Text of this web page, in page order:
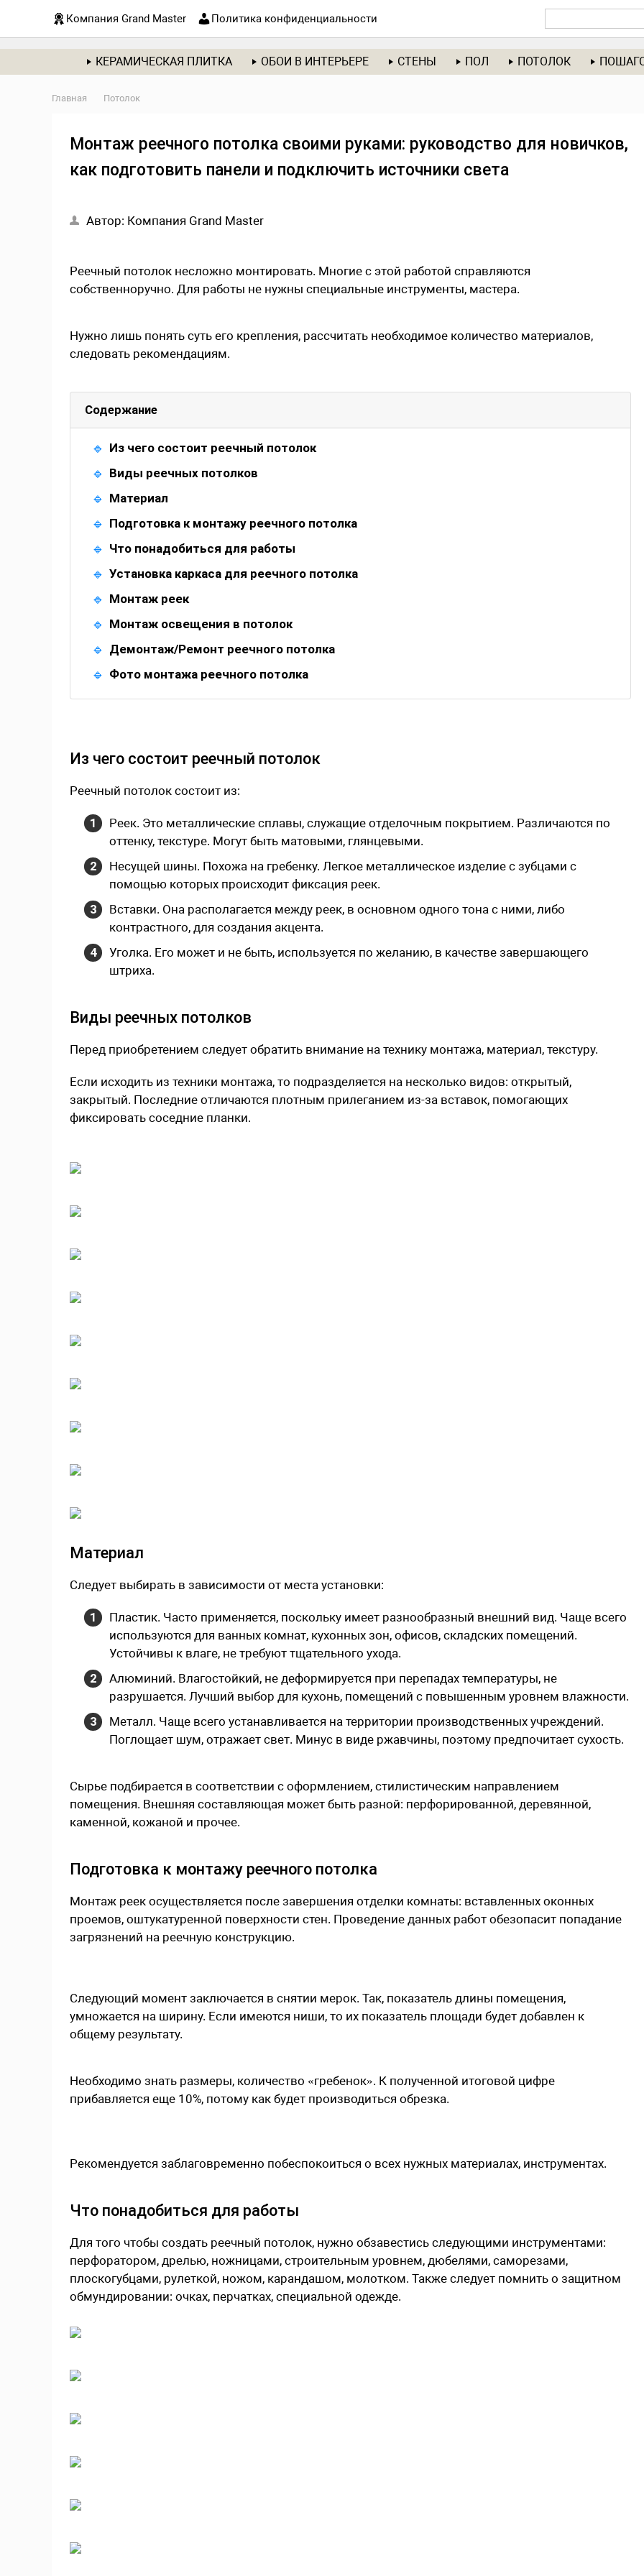
Компания Grand Master Политика конфиденциальности
КЕРАМИЧЕСКАЯ ПЛИТКА ОБОИ В ИНТЕРЬЕРЕ СТЕНЫ ПОЛ ПОТОЛОК
Главная Потолок
Монтаж реечного потолка своими руками: руководство для новичков,
как подготовить панели и подключить источники света
Автор: Компания Grand Master
Реечный потолок несложно монтировать. Многие с этой работой справляются
собственноручно. Для работы не нужны специальные инструменты, мастера.
Нужно лишь понять суть его крепления, рассчитать необходимое количество материалов,
следовать рекомендациям.
Содержание
Из чего состоит реечный потолок
Виды реечных потолков
Материал
Подготовка к монтажу реечного потолка
Что понадобиться для работы
Установка каркаса для реечного потолка
Монтаж реек
Монтаж освещения в потолок
Демонтаж/Ремонт реечного потолка
Фото монтажа реечного потолка
Из чего состоит реечный потолок
Реечный потолок состоит из:
Реек. Это металлические сплавы, служащие отделочным покрытием. Различаются по
оттенку, текстуре. Могут быть матовыми, глянцевыми.
Несущей шины. Похожа на гребенку. Легкое металлическое изделие с зубцами с
помощью которых происходит фиксация реек.
Вставки. Она располагается между реек, в основном одного тона с ними, либо
контрастного, для создания акцента.
Уголка. Его может и не быть, используется по желанию, в качестве завершающего
штриха.
Виды реечных потолков
Перед приобретением следует обратить внимание на технику монтажа, материал, текстуру.
Если исходить из техники монтажа, то подразделяется на несколько видов: открытый,
закрытый. Последние отличаются плотным прилеганием из-за вставок, помогающих
фиксировать соседние планки.
Материал
Следует выбирать в зависимости от места установки:
Пластик. Часто применяется, поскольку имеет разнообразный внешний вид. Чаще всего
используются для ванных комнат, кухонных зон, офисов, складских помещений.
Устойчивы к влаге, не требуют тщательного ухода.
Алюминий. Влагостойкий, не деформируется при перепадах температуры, не
разрушается. Лучший выбор для кухонь, помещений с повышенным уровнем влажности.
Металл. Чаще всего устанавливается на территории производственных учреждений.
Поглощает шум, отражает свет. Минус в виде ржавчины, поэтому предпочитает сухость.
Сырье подбирается в соответствии с оформлением, стилистическим направлением
помещения. Внешняя составляющая может быть разной: перфорированной, деревянной,
каменной, кожаной и прочее.
Подготовка к монтажу реечного потолка
Монтаж реек осуществляется после завершения отделки комнаты: вставленных оконных
проемов, оштукатуренной поверхности стен. Проведение данных работ обезопасит попадание
загрязнений на реечную конструкцию.
Следующий момент заключается в снятии мерок. Так, показатель длины помещения,
умножается на ширину. Если имеются ниши, то их показатель площади будет добавлен к
общему результату.
Необходимо знать размеры, количество «гребенок». К полученной итоговой цифре
прибавляется еще 10%, потому как будет производиться обрезка.
Рекомендуется заблаговременно побеспокоиться о всех нужных материалах, инструментах.
Что понадобиться для работы
Для того чтобы создать реечный потолок, нужно обзавестись следующими инструментами:
перфоратором, дрелью, ножницами, строительным уровнем, дюбелями, саморезами,
плоскогубцами, рулеткой, ножом, карандашом, молотком. Также следует помнить о защитном
обмундировании: очках, перчатках, специальной одежде.